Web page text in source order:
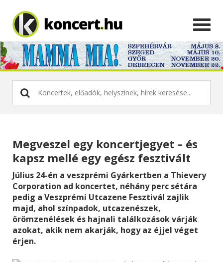
Megveszel egy koncertjegyet – és
kapsz mellé egy egész fesztivált
Július 24-én a veszprémi Gyárkertben a Thievery
Corporation ad koncertet, néhány perc sétára
pedig a Veszprémi Utcazene Fesztivál zajlik
majd, ahol színpadok, utcazenészek,
örömzenélések és hajnali találkozások várják
azokat, akik nem akarják, hogy az éjjel véget
érjen.